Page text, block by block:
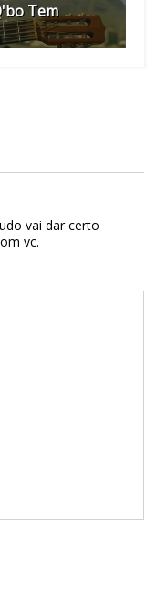
Tem
vai dar certo
vc.